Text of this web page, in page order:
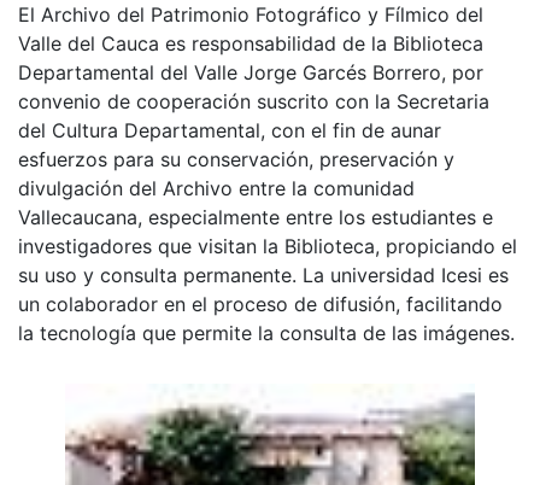
El Archivo del Patrimonio Fotográfico y Fílmico del
Valle del Cauca es responsabilidad de la Biblioteca
Departamental del Valle Jorge Garcés Borrero, por
convenio de cooperación suscrito con la Secretaria
del Cultura Departamental, con el fin de aunar
esfuerzos para su conservación, preservación y
divulgación del Archivo entre la comunidad
Vallecaucana, especialmente entre los estudiantes e
investigadores que visitan la Biblioteca, propiciando el
su uso y consulta permanente. La universidad Icesi es
un colaborador en el proceso de difusión, facilitando
la tecnología que permite la consulta de las imágenes.